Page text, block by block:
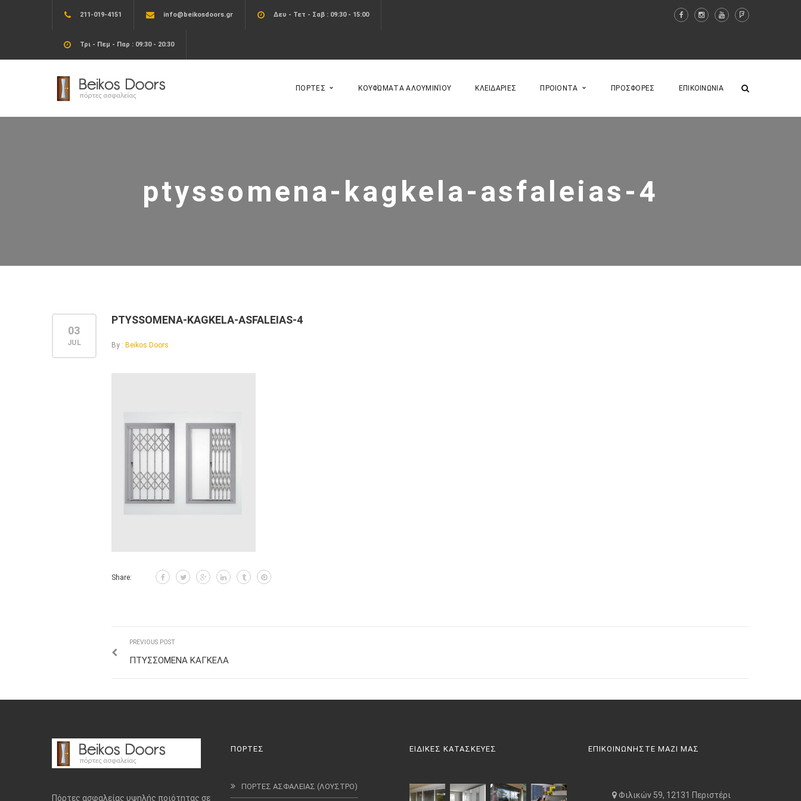
211-019-4151 info@beikosdoors.gr Δευ - Τετ - Σαβ : 09:30 - 15:00
Τρι - Πεμ - Παρ : 09:30 - 20:30
ΠΟΡΤΕΣ ΚΟΥΦΏΜΑΤΑ ΑΛΟΥΜΙΝΊΟΥ ΚΛΕΙΔΑΡΙΕΣ ΠΡΟΙΟΝΤΑ ΠΡΟΣΦΟΡΕΣ ΕΠΙΚΟΙΝΩΝΙΑ
ptyssomena-kagkela-asfaleias-4
03
JUL
PTYSSOMENA-KAGKELA-ASFALEIAS-4
By : Beikos Doors
Share:
PREVIOUS POST
ΠΤΥΣΣΟΜΕΝΑ ΚΑΓΚΕΛΑ
Πόρτες ασφαλείας υψηλής ποιότητας σε
ΠΟΡΤΕΣ
ΠΟΡΤΕΣ ΑΣΦΑΛΕΙΑΣ (ΛΟΥΣΤΡΟ)
ΕΙΔΙΚΕΣ ΚΑΤΑΣΚΕΥΕΣ ΕΠΙΚΟΙΝΩΝΗΣΤΕ ΜΑΖΙ ΜΑΣ
Φιλικών 59, 12131 Περιστέρι